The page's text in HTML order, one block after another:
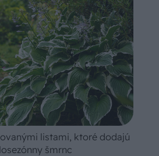
listami, ktoré dodajú
šmrnc